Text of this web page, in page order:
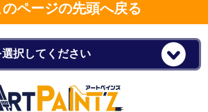
のページの先頭へ戻る